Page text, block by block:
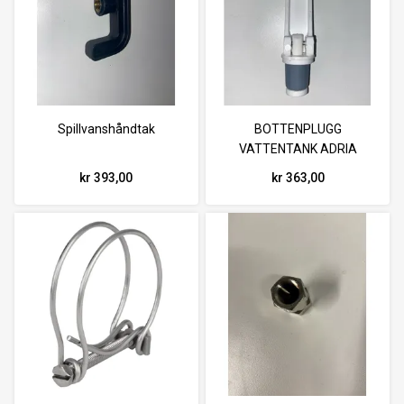
Spillvanshåndtak
kr 393,00
BOTTENPLUGG
VATTENTANK ADRIA
kr 363,00